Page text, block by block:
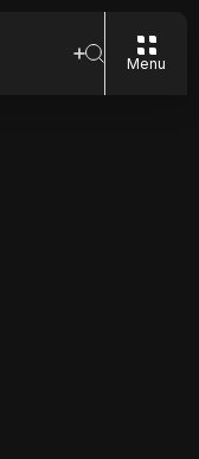
Menu